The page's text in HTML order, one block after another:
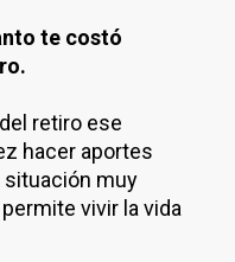
te costó
retiro ese
hacer aportes
situación muy
vivir la vida